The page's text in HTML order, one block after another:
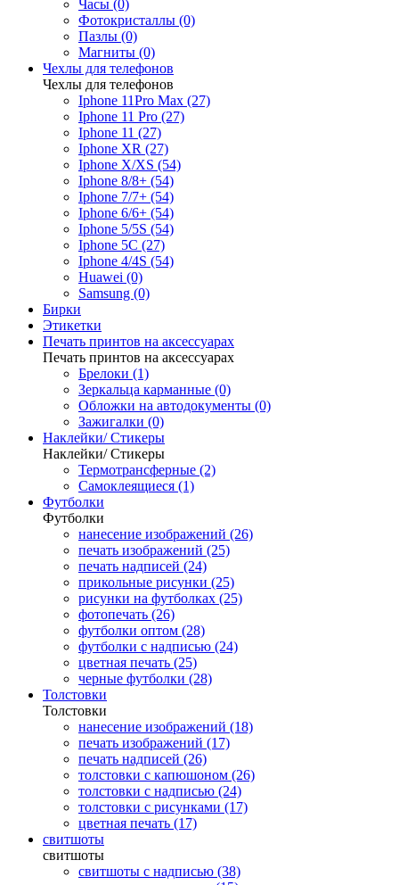
Часы (0)
Фотокристаллы (0)
Пазлы (0)
Магниты (0)
Чехлы для телефонов
Чехлы для телефонов
Iphone 11Pro Max (27)
Iphone 11 Pro (27)
Iphone 11 (27)
Iphone XR (27)
Iphone X/XS (54)
Iphone 8/8+ (54)
Iphone 7/7+ (54)
Iphone 6/6+ (54)
Iphone 5/5S (54)
Iphone 5C (27)
Iphone 4/4S (54)
Huawei (0)
Samsung (0)
Бирки
Этикетки
Печать принтов на аксессуарах
Печать принтов на аксессуарах
Брелоки (1)
Зеркальца карманные (0)
Обложки на автодокументы (0)
Зажигалки (0)
Наклейки/ Стикеры
Наклейки/ Стикеры
Термотрансферные (2)
Самоклеящиеся (1)
Футболки
Футболки
нанесение изображений (26)
печать изображений (25)
печать надписей (24)
прикольные рисунки (25)
рисунки на футболках (25)
фотопечать (26)
футболки оптом (28)
футболки с надписью (24)
цветная печать (25)
черные футболки (28)
Толстовки
Толстовки
нанесение изображений (18)
печать изображений (17)
печать надписей (26)
толстовки с капюшоном (26)
толстовки с надписью (24)
толстовки с рисунками (17)
цветная печать (17)
свитшоты
свитшоты
свитшоты с надписью (38)